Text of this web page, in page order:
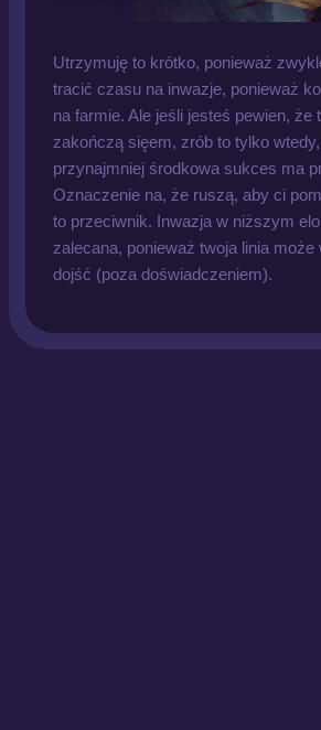
Utrzymuję to krótko, ponieważ
tracić czasu na inwazje, ponieważ
na farmie. Ale jeśli jesteś pewien, że
zakończą sięem, zrób to tylko
przynajmniej środkowa sukces ma
Oznaczenie na, że ruszą, aby ci
to przeciwnik. Inwazja w niższym
zalecana, ponieważ twoja linia może
dojść (poza doświadczeniem).